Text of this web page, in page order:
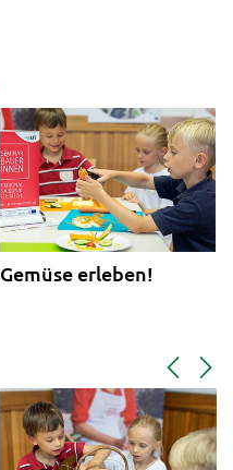
Gemüse erleben!